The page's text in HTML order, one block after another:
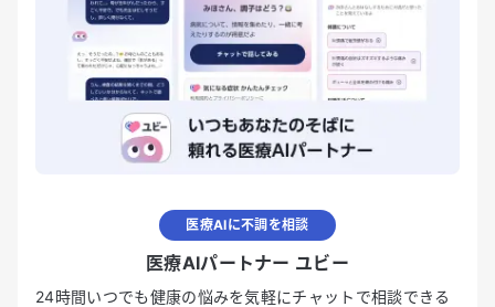
医療AIに不調を相談
医療AIパートナー ユビー
24時間いつでも健康の悩みを気軽にチャットで相談できる